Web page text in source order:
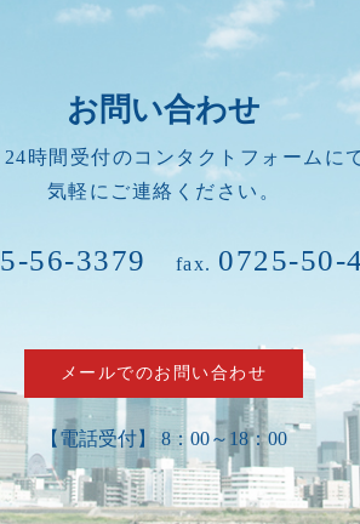
お問い合わせ
時間受付のコンタクトフォームに
気軽にご連絡ください。
56-3379 fax. 0725-50-
メールでのお問い合わせ
【電話受付】 8：00～18：00